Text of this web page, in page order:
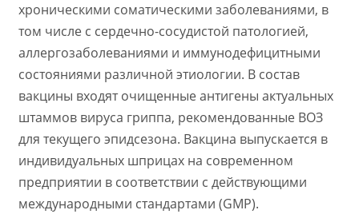
хроническими соматическими заболеваниями, в
том числе с сердечно-сосудистой патологией,
аллергозаболеваниями и иммунодефицитными
состояниями различной этиологии. В состав
вакцины входят очищенные антигены актуальных
штаммов вируса гриппа, рекомендованные ВОЗ
для текущего эпидсезона. Вакцина выпускается в
индивидуальных шприцах на современном
предприятии в соответствии с действующими
международными стандартами (GMP).